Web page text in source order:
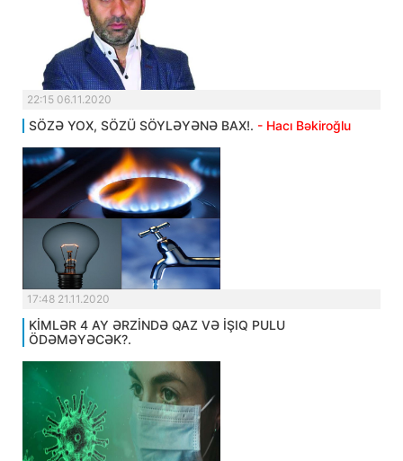
22:15 06.11.2020
SÖZƏ YOX, SÖZÜ SÖYLƏYƏNƏ BAX!. - Hacı Bəkiroğlu
17:48 21.11.2020
KİMLƏR 4 AY ƏRZİNDƏ QAZ VƏ İŞIQ PULU
ÖDƏMƏYƏCƏK?.